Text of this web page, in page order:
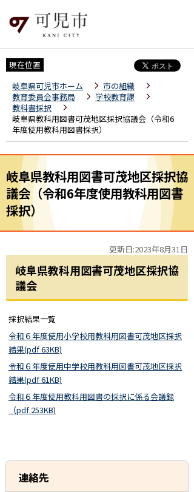
現在位置
岐阜県可児市ホーム
市の組織
教育委員会事務局
学校教育課
教科書採択
岐阜県教科用図書可茂地区採択協議会（令和6
年度使用教科用図書採択）
岐阜県教科用図書可茂地区採択協
議会（令和6年度使用教科用図書
採択）
更新日:2023年8月31日
岐阜県教科用図書可茂地区採択協
議会
採択結果一覧
令和６年度使用小学校用教科用図書可茂地区採択
結果(pdf 63KB)
令和６年度使用中学校用教科用図書可茂地区採択
結果(pdf 61KB)
令和６年度使用教科用図書の採択に係る会議録
（pdf 253KB)
連絡先